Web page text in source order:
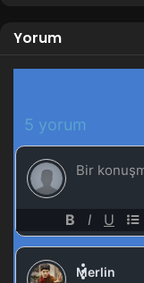
Tales
Tales
Blm 36
Yorum